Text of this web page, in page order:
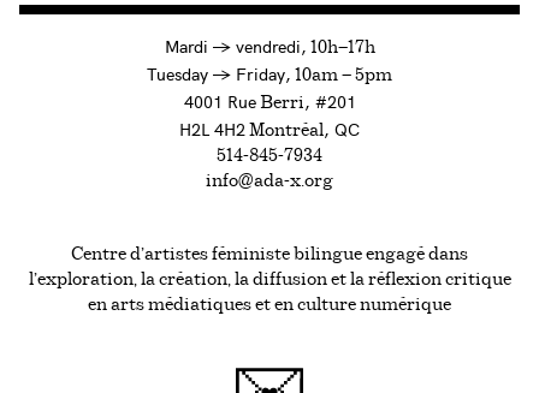
Mardi →à
vendredi, 10h—17h
Tuesday →toFriday, 10am — 5pm
4001 RueBerri , #201
H2L 4H2 Montréal , QC
514-845-7934
info@ada-x.org
Centre d’artistes féministe bilingue engagé dans
l’exploration, la création, la diffusion et la réflexion critique
en arts médiatiques et en culture numérique